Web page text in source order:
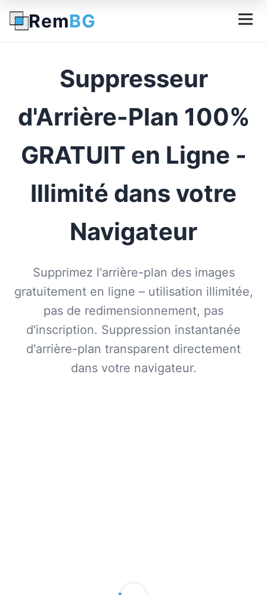
RemBG
Suppresseur
d'Arrière-Plan 100%
GRATUIT en Ligne -
Illimité dans votre
Navigateur
Supprimez l'arrière-plan des images
gratuitement en ligne – utilisation illimitée,
pas de redimensionnement, pas
d'inscription. Suppression instantanée
d'arrière-plan transparent directement
dans votre navigateur.